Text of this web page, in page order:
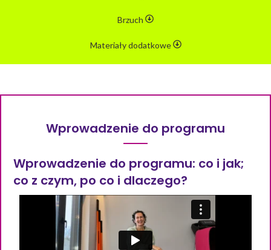
Brzuch
Materiały dodatkowe
Wprowadzenie do programu
Wprowadzenie do programu: co i jak;
co z czym, po co i dlaczego?